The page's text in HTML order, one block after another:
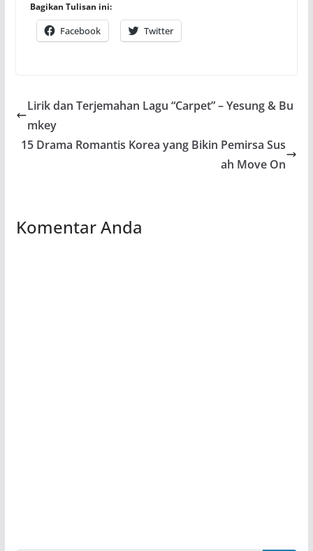
Bagikan Tulisan ini:
Facebook Twitter
Lirik dan Terjemahan Lagu “Carpet” – Yesung & Bu
mkey
15 Drama Romantis Korea yang Bikin Pemirsa Sus
ah Move On
Komentar Anda